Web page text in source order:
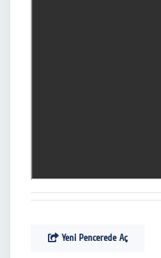
Yeni Pencerede Aç